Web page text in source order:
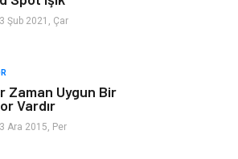
İnternet
Aksesuar
Finans Ekonomi
Şub 2021, Çar
Zaman Uygun Bir
Vardır
Ara 2015, Per